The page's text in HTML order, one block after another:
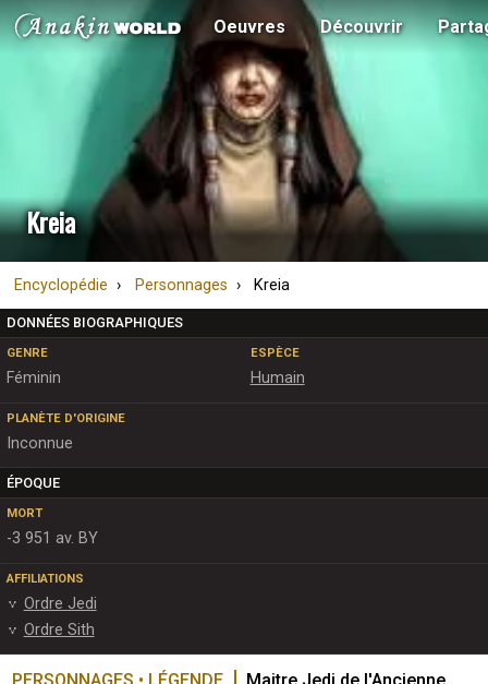
Oeuvres Découvrir
Kreia
Encyclopédie Personnages Kreia
DONNÉES BIOGRAPHIQUES
GENRE
Féminin
ESPÈCE
Humain
PLANÈTE D'ORIGINE
Inconnue
ÉPOQUE
MORT
-3 951 av. BY
AFFILIATIONS
Ordre Jedi
Ordre Sith
PERSONNAGES • LÉGENDE
Maitre Jedi de l'Ancienne